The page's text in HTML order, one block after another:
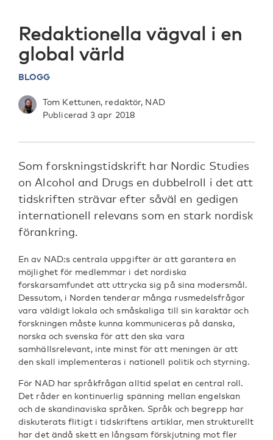
Redaktionella vägval i en
global värld
BLOGG
Tom Kettunen, redaktör, NAD
Publicerad 3 apr 2018
Som forskningstidskrift har Nordic Studies
on Alcohol and Drugs en dubbelroll i det att
tidskriften strävar efter såväl en gedigen
internationell relevans som en stark nordisk
förankring.
En av NAD:s centrala uppgifter är att garantera en
möjlighet för medlemmar i det nordiska
forskarsamfundet att uttrycka sig på sina modersmål.
Dessutom, i Norden tenderar många rusmedelsfrågor
vara väldigt lokala och småskaliga till sin karaktär och
forskningen måste kunna kommuniceras på danska,
norska och svenska för att den ska vara
samhällsrelevant, inte minst för att meningen är att
den skall implementeras i nationell politik och styrning.
För NAD har språkfrågan alltid spelat en central roll.
Det råder en kontinuerlig spänning mellan engelskan
och de skandinaviska språken. Språk och begrepp har
diskuterats flitigt i tidskriftens artiklar, men strukturellt
har det ändå skett en långsam förskjutning mot fler